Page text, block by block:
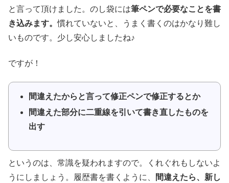
と言って頂けました。のし袋には筆ペンで必要なことを書
き込みます。慣れていないと、うまく書くのはかなり難し
いものです。少し安心しましたね♪
ですが！
間違えたからと言って修正ペンで修正するとか
間違えた部分に二重線を引いて書き直したものを
出す
というのは、常識を疑われますので。くれぐれもしないよ
うにしましょう。履歴書を書くように、
間違えたら、新し